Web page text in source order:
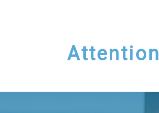
Attention